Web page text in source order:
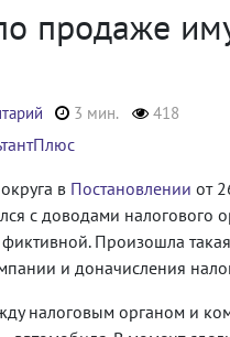
продаже
3 мин. 418
в Постановлении от
с доводами налогового
Произошла
и доначисления
налоговым органом и